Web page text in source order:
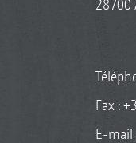
28700
Fax :
E-mail